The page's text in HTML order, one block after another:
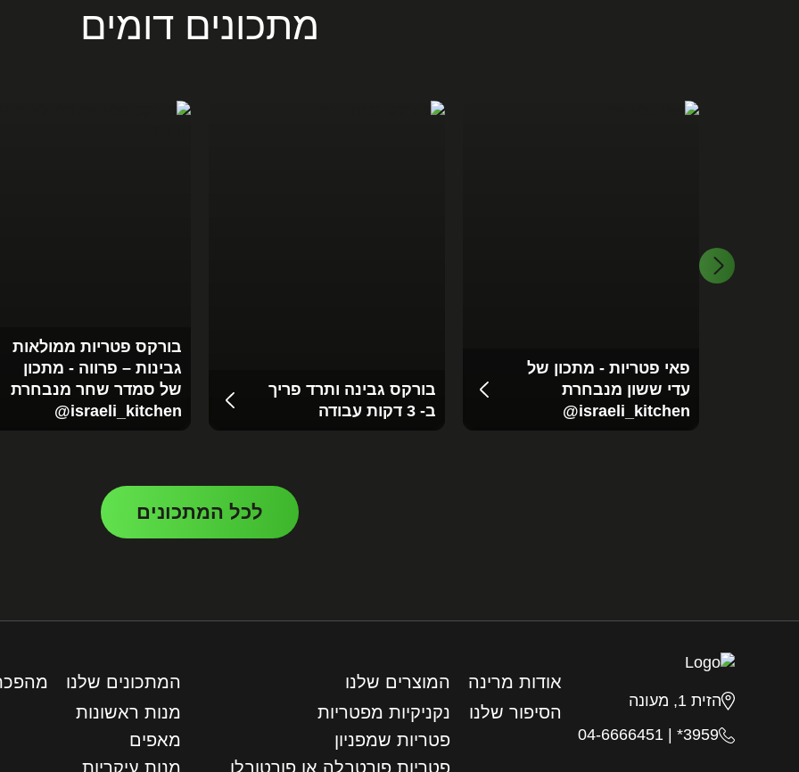
מתכונים דומים
פאי פטריות - מתכון של
עדי ששון מנבחרת
‪@israeli_kitchen‬
בורקס גבינה ותרד פריך
ב- 3 דקות עבודה
בורקס פטריות ממולאות
גבינות – פרווה - מתכון
של סמדר שחר מנבחרת
‪@israeli_kitchen‬
לכל המתכונים
הזית 1, מעונה
3959*
04-6666451
אודות מרינה
הסיפור שלנו
המוצרים שלנו
נקניקיות מפטריות
פטריות שמפניון
פטריות פורטבלה או פורטובלו
המתכונים שלנו
מנות ראשונות
מאפים
מנות עיקריות